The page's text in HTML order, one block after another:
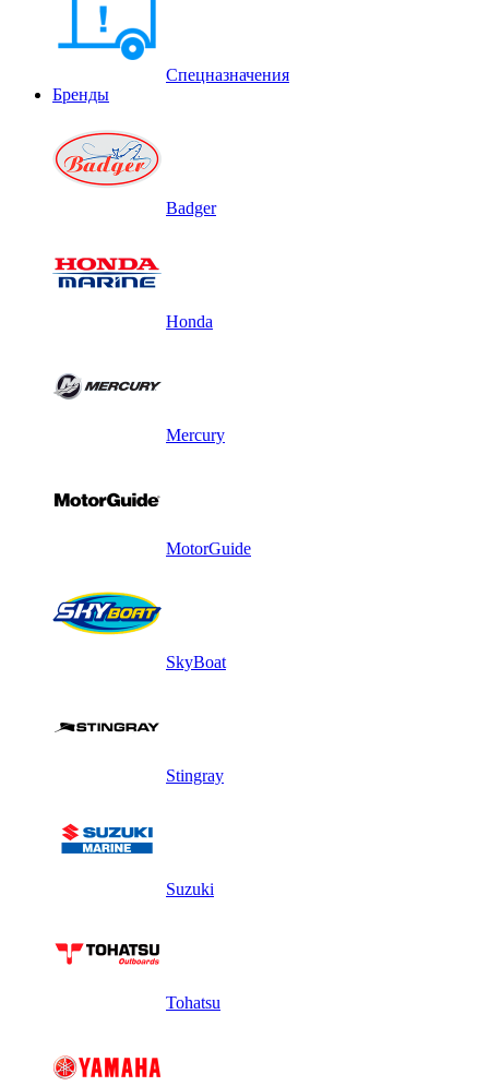
Спецназначения
Бренды
Badger
Honda
Mercury
MotorGuide
SkyBoat
Stingray
Suzuki
Tohatsu